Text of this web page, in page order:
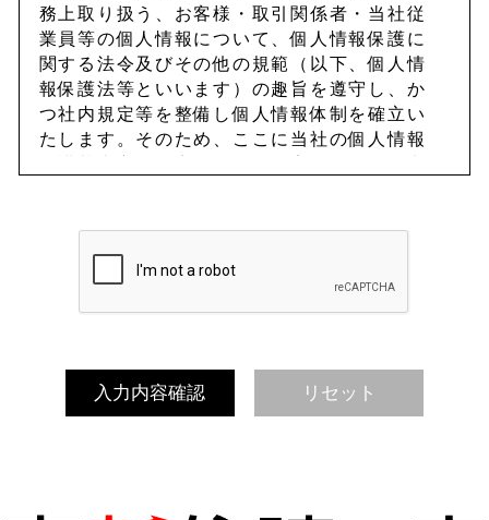
務上取り扱う、お客様・取引関係者・当社従
業員等の個人情報について、個人情報保護に
関する法令及びその他の規範（以下、個人情
報保護法等といいます）の趣旨を遵守し、か
つ社内規定等を整備し個人情報体制を確立い
たします。そのため、ここに当社の個人情報
「個人情報」とは、個人情報の保護に関する
法律（平成15年法律第57号、以下「個人情
報保護法」といいます。）に定義される「個
1.当社は、個人情報保護規定等の社内規定
を定め、これらを当社従業員（役員、社員、
2.当社は、個人情報の紛失、破壊、改ざん